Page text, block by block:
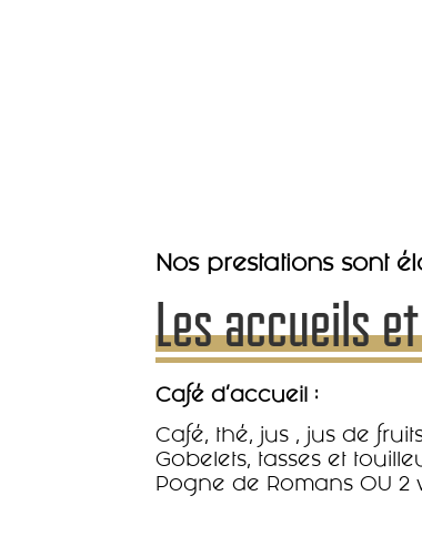
Nos prestations sont
Les accueils
Café d’accueil :
Café, thé, jus , jus de
Gobelets, tasses et
Pogne de Romans OU 2